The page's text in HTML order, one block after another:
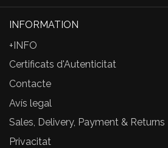
INFORMATION
+INFO
Certificats d'Autenticitat
Contacte
Avís legal
Sales, Delivery, Payment & Returns
Privacitat